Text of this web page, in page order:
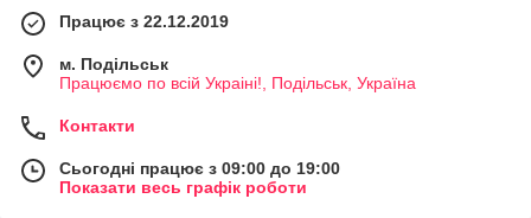
Працює з 22.12.2019
м. Подільськ
Працюємо по всій Украіні!, Подільськ, Україна
Контакти
Сьогодні працює з 09:00 до 19:00
Показати весь графік роботи